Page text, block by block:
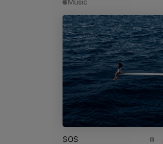
SOUL ADDICT RADIO
Grille des programmes